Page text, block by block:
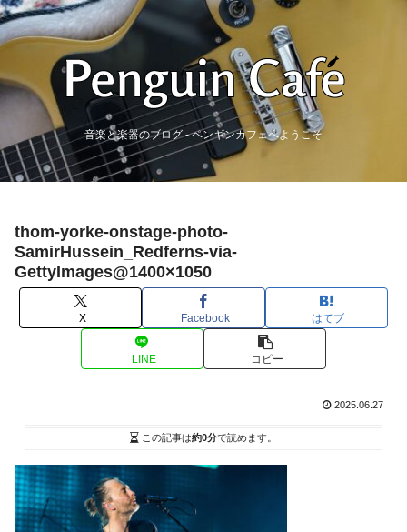
音楽と楽器のブログ - ペンギンカフェへようこそ
thom-yorke-onstage-photo-
SamirHussein_Redferns-via-
GettyImages@1400×1050
X Facebook はてブ
LINE コピー
2025.06.27
この記事は約0分で読めます。